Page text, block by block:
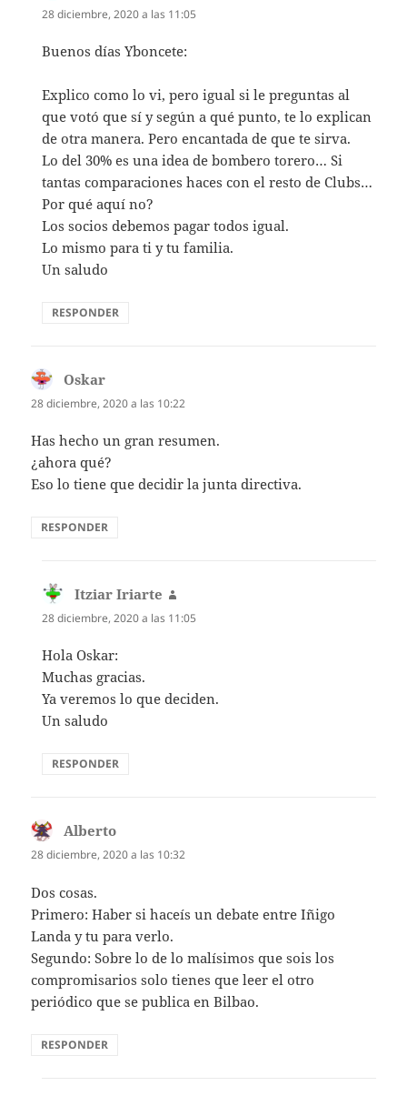
28 diciembre, 2020 a las 11:05
Buenos días Yboncete:
Explico como lo vi, pero igual si le preguntas al
que votó que sí y según a qué punto, te lo explican
de otra manera. Pero encantada de que te sirva.
Lo del 30% es una idea de bombero torero… Si
tantas comparaciones haces con el resto de Clubs…
Por qué aquí no?
Los socios debemos pagar todos igual.
Lo mismo para ti y tu familia.
Un saludo
RESPONDER
Oskar
28 diciembre, 2020 a las 10:22
Has hecho un gran resumen.
¿ahora qué?
Eso lo tiene que decidir la junta directiva.
RESPONDER
Itziar Iriarte
28 diciembre, 2020 a las 11:05
Hola Oskar:
Muchas gracias.
Ya veremos lo que deciden.
Un saludo
RESPONDER
Alberto
28 diciembre, 2020 a las 10:32
Dos cosas.
Primero: Haber si haceís un debate entre Iñigo
Landa y tu para verlo.
Segundo: Sobre lo de lo malísimos que sois los
compromisarios solo tienes que leer el otro
periódico que se publica en Bilbao.
RESPONDER